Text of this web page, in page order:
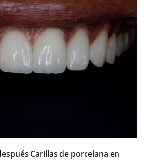
Carillas de porcelana en